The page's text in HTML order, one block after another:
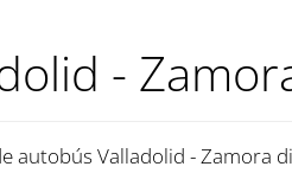
-
autobús Valladolid - Zamora